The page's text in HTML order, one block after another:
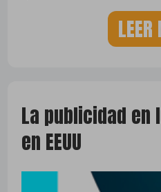
La publicidad en
en EEUU